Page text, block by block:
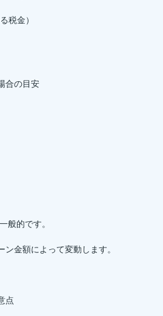
税金）
合の目安
般的です。
金額によって変動します。
点